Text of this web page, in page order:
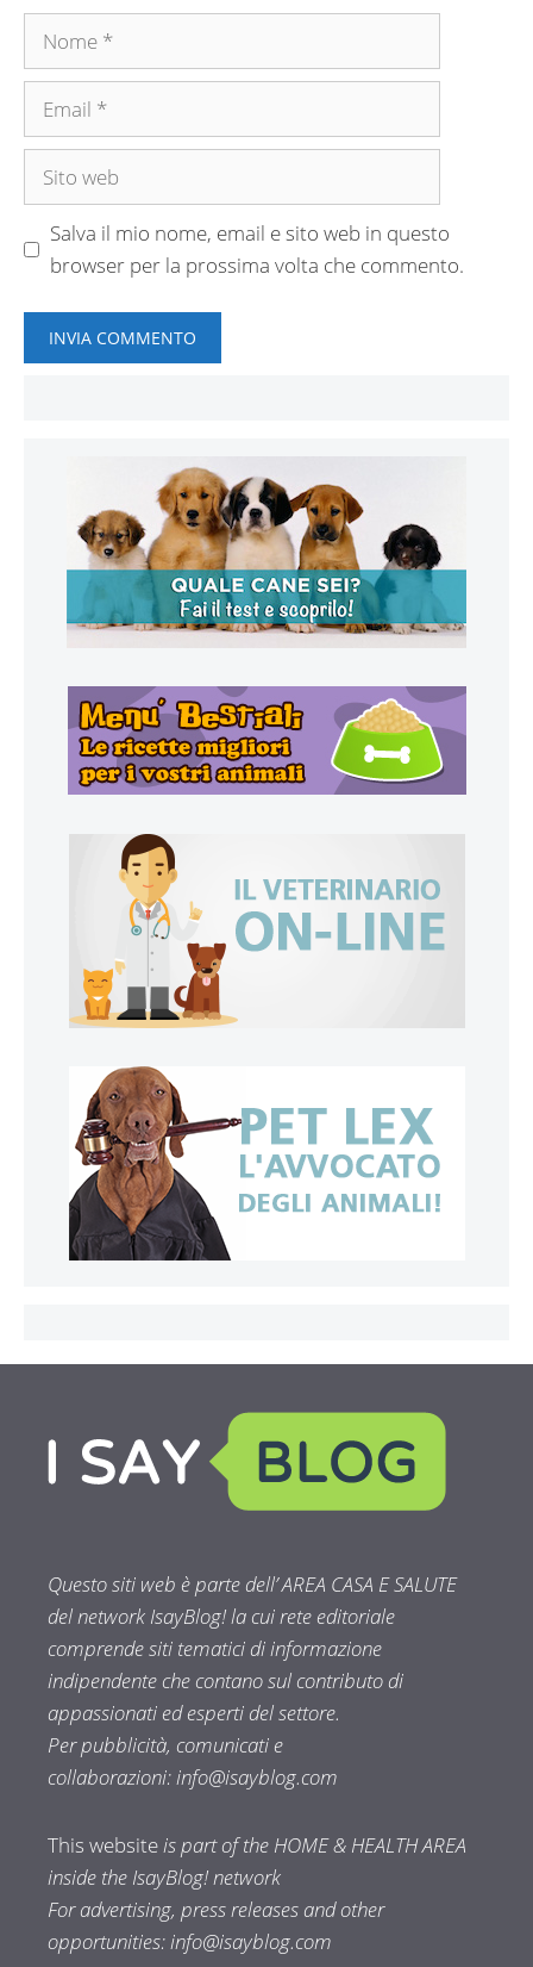
Nome
Email
Sito
Salva il mio nome, email e sito web in questo
browser per la prossima volta che commento.
Questo siti web è parte dell’ AREA CASA E SALUTE
del network IsayBlog! la cui rete editoriale
comprende siti tematici di informazione
indipendente che contano sul contributo di
appassionati ed esperti del settore.
Per pubblicità, comunicati e
collaborazioni:info@isayblog.com
This websiteis part of the HOME & HEALTH AREA
inside the IsayBlog! network
For advertising, press releases and other
opportunities:info@isayblog.com